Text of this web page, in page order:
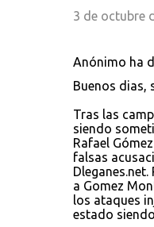
3 de octubre
Anónimo ha
Buenos dias,
Tras las
siendo
Rafael
falsas
a Gomez
los ataques
estado